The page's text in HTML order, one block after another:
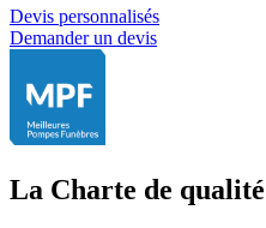
Devis personnalisés
Demander un devis
La Charte de qualité